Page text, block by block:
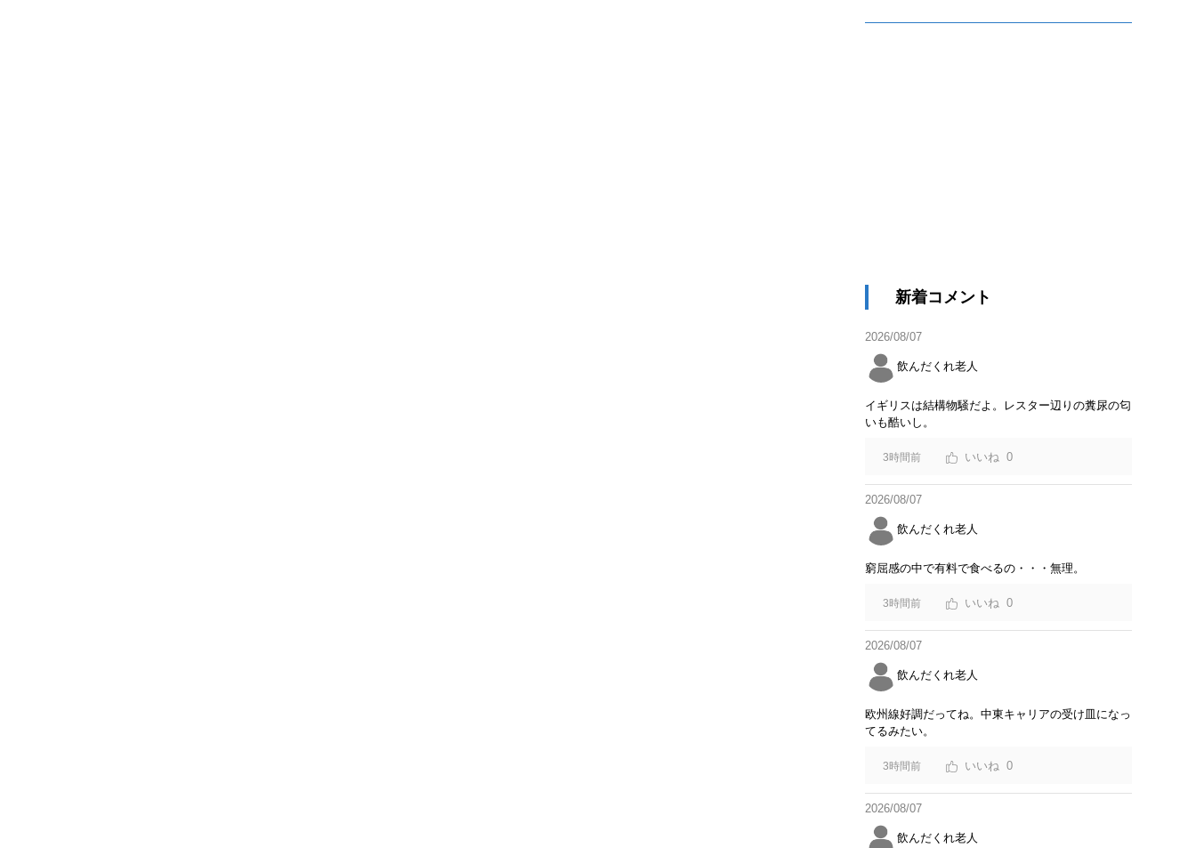
新着コメント
2026/08/07
飲んだくれ老人
イギリスは結構物騒だよ。レスター辺りの糞尿の匂
いも酷いし。
3時間前 0
2026/08/07
飲んだくれ老人
窮屈感の中で有料で食べるの・・・無理。
3時間前 0
2026/08/07
飲んだくれ老人
欧州線好調だってね。中東キャリアの受け皿になっ
てるみたい。
3時間前 0
2026/08/07
飲んだくれ老人